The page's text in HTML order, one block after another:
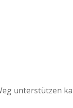
unterstützen